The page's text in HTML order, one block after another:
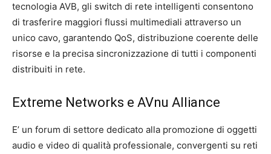
tecnologia AVB, gli switch di rete intelligenti consentono
di trasferire maggiori flussi multimediali attraverso un
unico cavo, garantendo QoS, distribuzione coerente delle
risorse e la precisa sincronizzazione di tutti i componenti
distribuiti in rete.
Extreme Networks e AVnu Alliance
E’ un forum di settore dedicato alla promozione di oggetti
audio e video di qualità professionale, convergenti su reti